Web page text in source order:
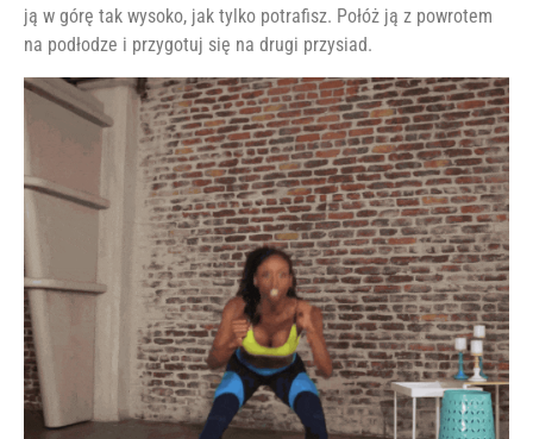
ją w górę tak wysoko, jak tylko potrafisz. Połóż ją z powrotem
na podłodze i przygotuj się na drugi przysiad.